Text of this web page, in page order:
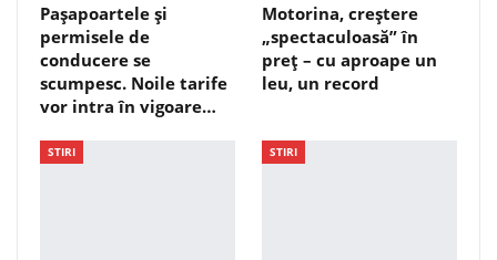
Pașapoartele și
permisele de
conducere se
scumpesc. Noile tarife
vor intra în vigoare…
Motorina, creștere
„spectaculoasă” în
preț – cu aproape un
leu, un record
STIRI STIRI